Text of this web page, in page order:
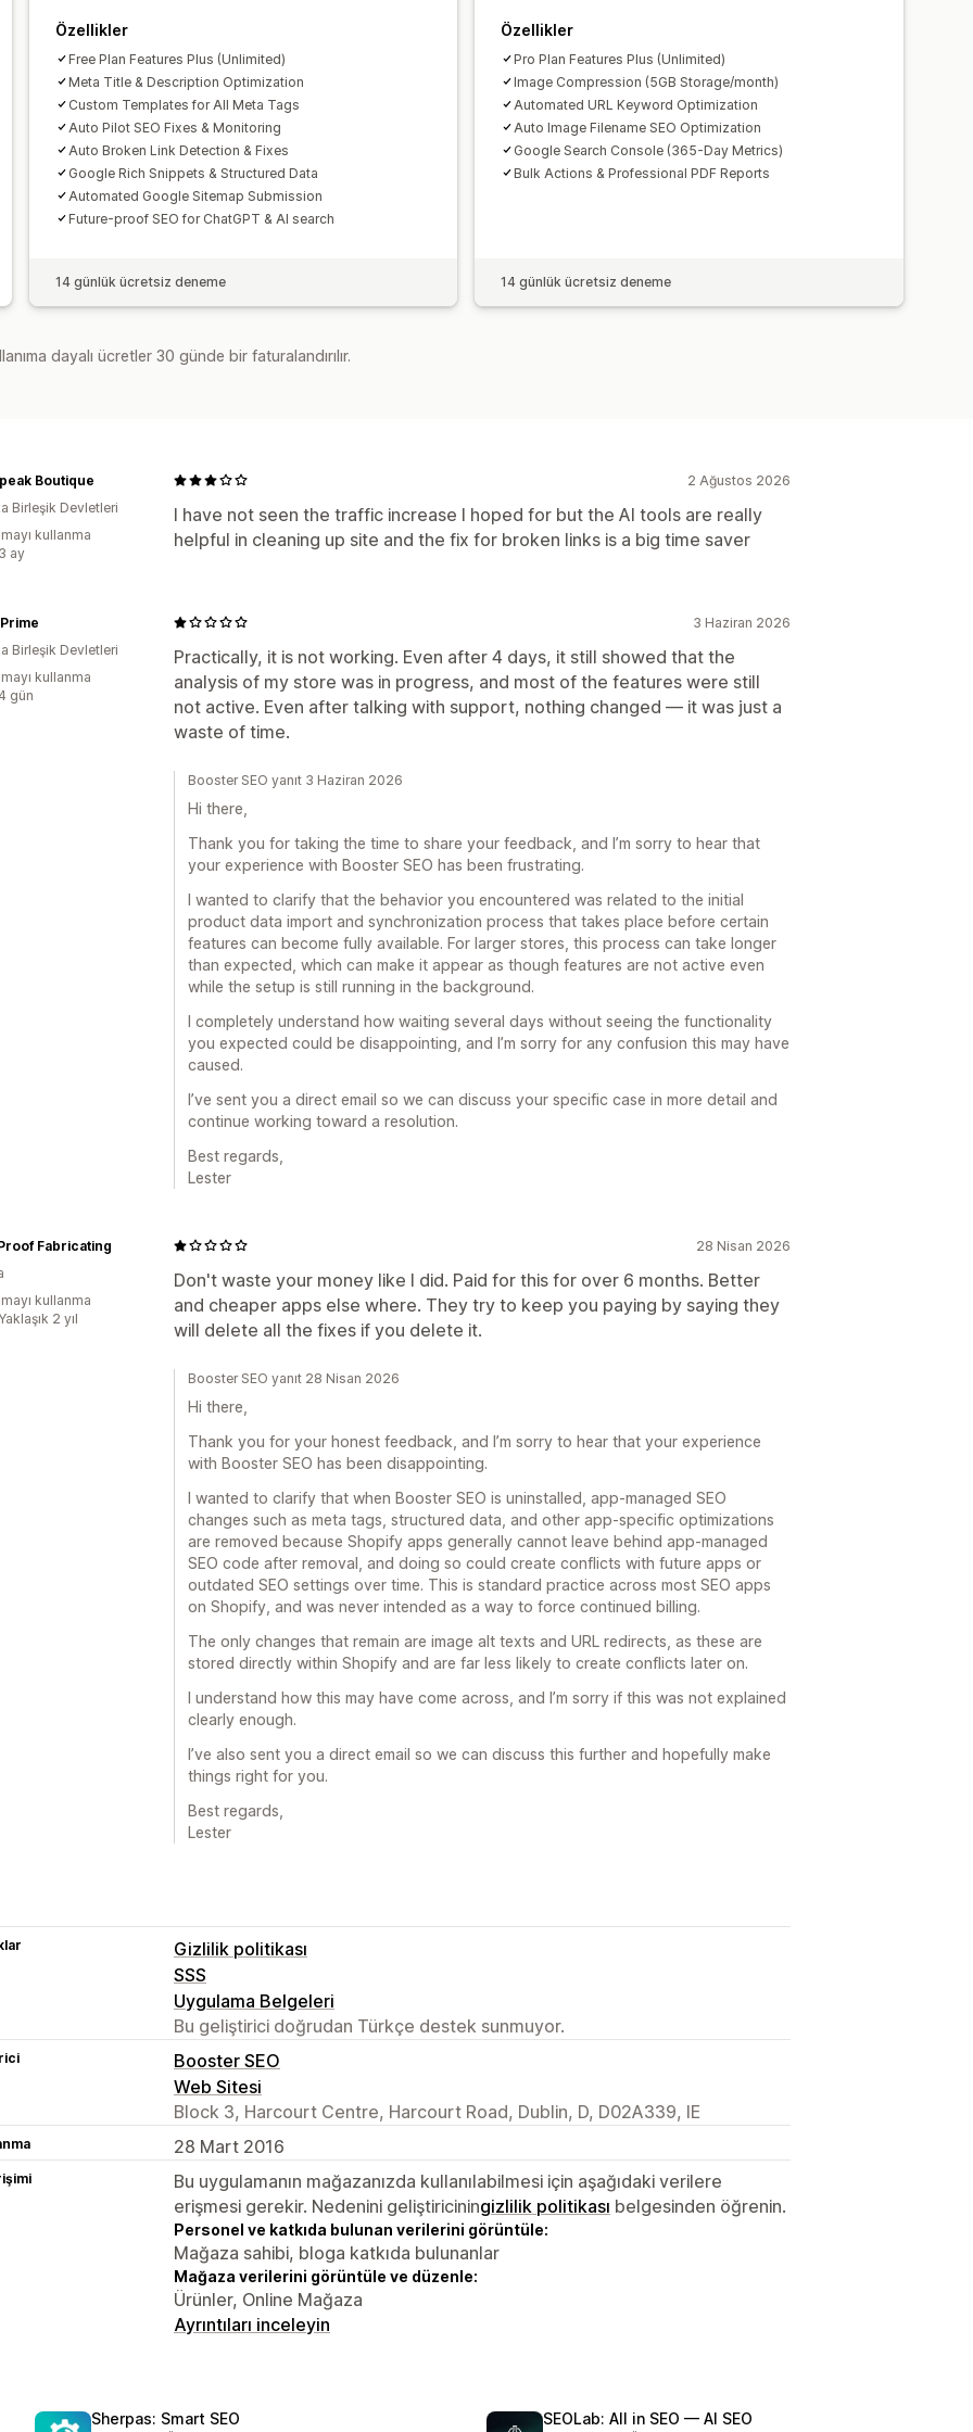
Özellikler
Free Plan Features Plus (Unlimited)
Meta Title & Description Optimization
Custom Templates for All Meta Tags
Auto Pilot SEO Fixes & Monitoring
Auto Broken Link Detection & Fixes
Google Rich Snippets & Structured Data
Automated Google Sitemap Submission
Future-proof SEO for ChatGPT & AI search
14 günlük ücretsiz deneme
Özellikler
Pro Plan Features Plus (Unlimited)
Image Compression (5GB Storage/month)
Automated URL Keyword Optimization
Auto Image Filename SEO Optimization
Google Search Console (365-Day Metrics)
Bulk Actions & Professional PDF Reports
14 günlük ücretsiz deneme
dayalı ücretler 30 günde bir faturalandırılır.
2 Ağustos 2026
I have not seen the traffic increase I hoped for but the AI tools are really
helpful in cleaning up site and the fix for broken links is a big time saver
Boutique
Birleşik Devletleri
kullanma
ay
3 Haziran 2026
Practically, it is not working. Even after 4 days, it still showed that the
analysis of my store was in progress, and most of the features were still
not active. Even after talking with support, nothing changed — it was just a
waste of time.
Birleşik Devletleri
kullanma
gün
Booster SEO yanıt 3 Haziran 2026
Hi there,
Thank you for taking the time to share your feedback, and I’m sorry to hear that
your experience with Booster SEO has been frustrating.
I wanted to clarify that the behavior you encountered was related to the initial
product data import and synchronization process that takes place before certain
features can become fully available. For larger stores, this process can take longer
than expected, which can make it appear as though features are not active even
while the setup is still running in the background.
I completely understand how waiting several days without seeing the functionality
you expected could be disappointing, and I’m sorry for any confusion this may have
caused.
I’ve sent you a direct email so we can discuss your specific case in more detail and
continue working toward a resolution.
Best regards,
Lester
28 Nisan 2026
Don't waste your money like I did. Paid for this for over 6 months. Better
and cheaper apps else where. They try to keep you paying by saying they
will delete all the fixes if you delete it.
Fabricating
kullanma
2 yıl
Booster SEO yanıt 28 Nisan 2026
Hi there,
Thank you for your honest feedback, and I’m sorry to hear that your experience
with Booster SEO has been disappointing.
I wanted to clarify that when Booster SEO is uninstalled, app-managed SEO
changes such as meta tags, structured data, and other app-specific optimizations
are removed because Shopify apps generally cannot leave behind app-managed
SEO code after removal, and doing so could create conflicts with future apps or
outdated SEO settings over time. This is standard practice across most SEO apps
on Shopify, and was never intended as a way to force continued billing.
The only changes that remain are image alt texts and URL redirects, as these are
stored directly within Shopify and are far less likely to create conflicts later on.
I understand how this may have come across, and I’m sorry if this was not explained
clearly enough.
I’ve also sent you a direct email so we can discuss this further and hopefully make
things right for you.
Best regards,
Lester
Gizlilik politikası
SSS
Uygulama Belgeleri
Bu geliştirici doğrudan Türkçe destek sunmuyor.
Booster SEO
Web Sitesi
Block 3, Harcourt Centre, Harcourt Road, Dublin, D, D02A339, IE
28 Mart 2016
Bu uygulamanın mağazanızda kullanılabilmesi için aşağıdaki verilere
erişmesi gerekir. Nedenini geliştiriciningizlilik politikası belgesinden öğrenin.
Personel ve katkıda bulunan verilerini görüntüle:
Mağaza sahibi, bloga katkıda bulunanlar
Mağaza verilerini görüntüle ve düzenle:
Ürünler, Online Mağaza
Ayrıntıları inceleyin
Sherpas: Smart SEO SEOLab: All in SEO — AI SEO